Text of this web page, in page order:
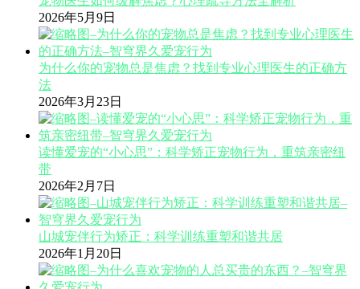
2026年5月9日
为什么你的宠物总是焦虑？找到专业心理医生的正确方
法
2026年3月23日
读懂爱宠的“小心思”：科学矫正宠物行为，重筑亲密纽
带
2026年2月7日
山城宠伴行为矫正：科学训练重塑和谐共居
2026年1月20日